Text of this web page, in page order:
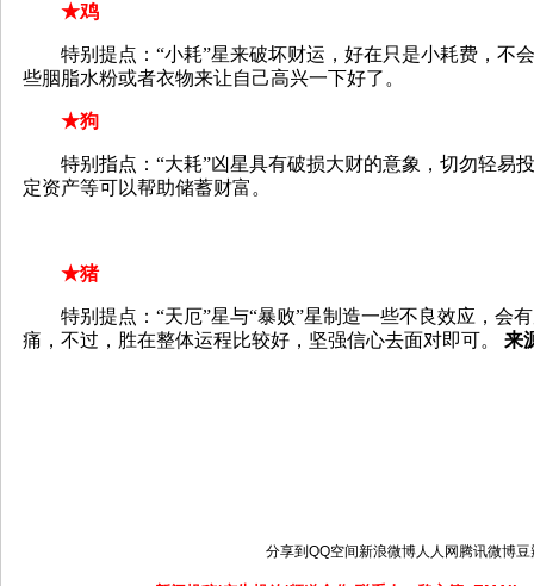
★鸡
特别提点：“小耗”星来破坏财运，好在只是小耗费，不
些胭脂水粉或者衣物来让自己高兴一下好了。
★狗
特别指点：“大耗”凶星具有破损大财的意象，切勿轻易
定资产等可以帮助储蓄财富。
★猪
特别提点：“天厄”星与“暴败”星制造一些不良效应，会
痛，不过，胜在整体运程比较好，坚强信心去面对即可。 来
分享到 QQ空间新浪微博人人网 腾讯微博豆